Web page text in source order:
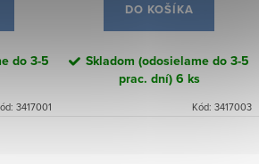
do 3-5
3417001
DO KOŠÍKA
Skladom (odosielame do 3-5
prac. dní)6 ks
Kód: 3417003